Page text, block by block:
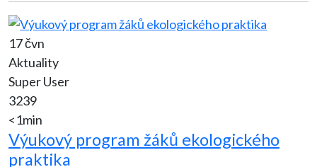
17 čvn
Aktuality
Super User
3239
<1min
Výukový program žáků ekologického
praktika